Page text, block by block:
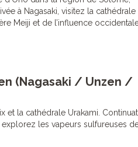
à Nagasaki, visitez la cathédrale
Meiji et de l’influence
(Nagasaki / Unzen /
et la cathédrale Urakami.
les vapeurs sulfureuses